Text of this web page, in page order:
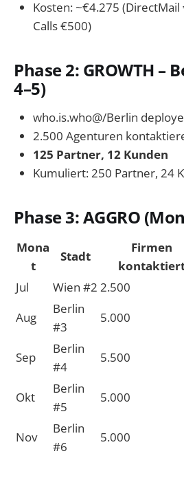
Kosten: ~€4.275 (DirectMail
Calls €500)
Phase 2: GROWTH –
4–5)
who.is.who@/Berlin
2.500 Agenturen
125 Partner, 12 Kunden
Kumuliert: 250 Partner, 24
Phase 3: AGGRO
Mona
t
Stadt
Firmen
Jul
Wien #2 2.500
Aug
Berlin
#3
5.000
Sep
Berlin
#4
5.500
Okt
Berlin
#5
5.000
Nov
Berlin
#6
5.000